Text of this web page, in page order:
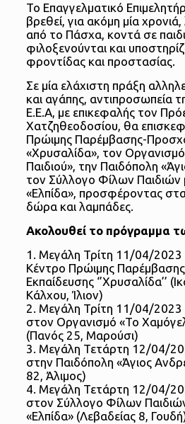
Το Επαγγελματικό
βρεθεί, για ακόμη μία χρονιά,
από το Πάσχα, κοντά σε
φιλοξενούνται και
φροντίδας και προστασίας.
Σε μία ελάχιστη πράξη
και αγάπης, αντιπροσωπεία
Ε.Ε.Α, με επικεφαλής τον
Χατζηθεοδοσίου, θα
Πρώιμης Παρέμβασης-
«Χρυσαλίδα», τον
Παιδιού», την Παιδόπολη
τον Σύλλογο Φίλων Παιδιών
«Ελπίδα», προσφέροντας
δώρα και λαμπάδες.
Ακολουθεί το πρόγραμμα
1. Μεγάλη Τρίτη 11/04/2023
Κέντρο Πρώιμης
Εκπαίδευσης ‘’Χρυσαλίδα’’
Κάλχου, Ίλιον)
2. Μεγάλη Τρίτη 11/04/2023
στον Οργανισμό «Το
(Πανός 25, Μαρούσι)
3. Μεγάλη Τετάρτη 12/04/
στην Παιδόπολη «Άγιος
82, Άλιμος)
4. Μεγάλη Τετάρτη 12/04/
στον Σύλλογο Φίλων
«Ελπίδα» (Λεβαδείας 8,